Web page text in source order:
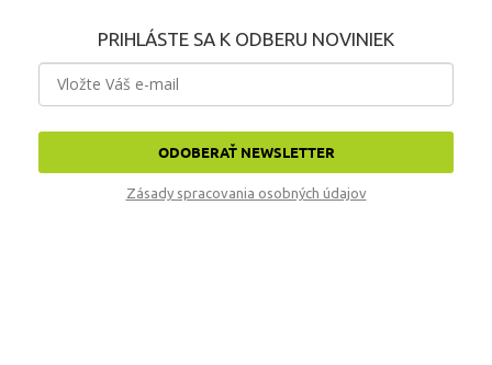
PRIHLÁSTE SA K ODBERU NOVINIEK
ODOBERAŤ NEWSLETTER
Zásady spracovania osobných údajov